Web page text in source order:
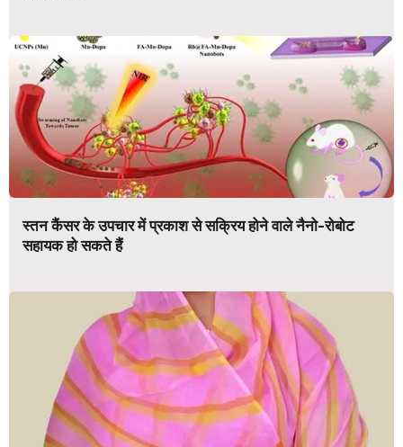
स्तन कैंसर के उपचार में प्रकाश से सक्रिय होने वाले नैनो-रोबोट
सहायक हो सकते हैं